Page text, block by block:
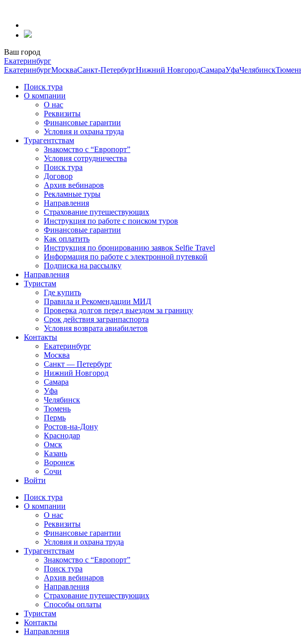
содержанию
Ваш город
Екатеринбург
ЕкатеринбургМоскваСанкт-ПетербургНижний НовгородСамараУфаЧелябинск
Поиск тура
О компании
О нас
Реквизиты
Финансовые гарантии
Условия и охрана труда
Турагентствам
Знакомство с “Европорт”
Условия сотрудничества
Поиск тура
Договор
Архив вебинаров
Рекламные туры
Направления
Страхование путешествующих
Инструкция по работе с поиском туров
Финансовые гарантии
Как оплатить
Инструкция по бронированию заявок Selfie Travel
Информация по работе с электронной путевкой
Подписка на рассылку
Направления
Туристам
Где купить
Правила и Рекомендации МИД
Проверка долгов перед выездом за границу
Срок действия загранпаспорта
Условия возврата авиабилетов
Контакты
Екатеринбург
Москва
Санкт — Петербург
Нижний Новгород
Самара
Уфа
Челябинск
Тюмень
Пермь
Ростов-на-Дону
Краснодар
Омск
Казань
Воронеж
Сочи
Войти
Поиск тура
О компании
О нас
Реквизиты
Финансовые гарантии
Условия и охрана труда
Турагентствам
Знакомство с “Европорт”
Поиск тура
Архив вебинаров
Направления
Страхование путешествующих
Способы оплаты
Туристам
Контакты
Направления